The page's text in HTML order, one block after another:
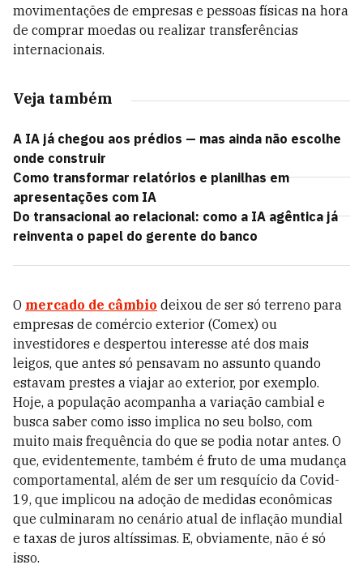
movimentações de empresas e pessoas físicas na hora
de comprar moedas ou realizar transferências
internacionais.
Veja também
A IA já chegou aos prédios — mas ainda não escolhe
onde construir
Como transformar relatórios e planilhas em
apresentações com IA
Do transacional ao relacional: como a IA agêntica já
reinventa o papel do gerente do banco
O mercado de câmbio deixou de ser só terreno para
empresas de comércio exterior (Comex) ou
investidores e despertou interesse até dos mais
leigos, que antes só pensavam no assunto quando
estavam prestes a viajar ao exterior, por exemplo.
Hoje, a população acompanha a variação cambial e
busca saber como isso implica no seu bolso, com
muito mais frequência do que se podia notar antes. O
que, evidentemente, também é fruto de uma mudança
comportamental, além de ser um resquício da Covid-
19, que implicou na adoção de medidas econômicas
que culminaram no cenário atual de inflação mundial
e taxas de juros altíssimas. E, obviamente, não é só
isso.